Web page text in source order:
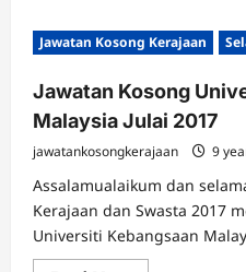
Jawatan Kosong Kerajaan
Jawatan Kosong
Malaysia Julai 2017
jawatankosongkerajaan 9
Assalamualaikum dan
Kerajaan dan Swasta 2017
Universiti Kebangsaan